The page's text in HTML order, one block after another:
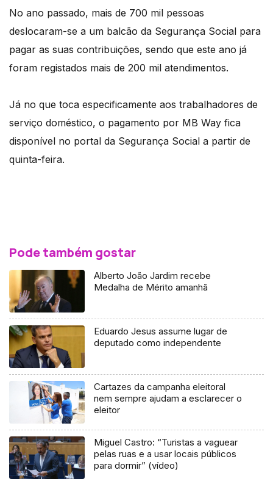
No ano passado, mais de 700 mil pessoas
deslocaram-se a um balcão da Segurança Social para
pagar as suas contribuições, sendo que este ano já
foram registados mais de 200 mil atendimentos.
Já no que toca especificamente aos trabalhadores de
serviço doméstico, o pagamento por MB Way fica
disponível no portal da Segurança Social a partir de
quinta-feira.
Pode também gostar
Alberto João Jardim recebe
Medalha de Mérito amanhã
Eduardo Jesus assume lugar de
deputado como independente
Cartazes da campanha eleitoral
nem sempre ajudam a esclarecer o
eleitor
Miguel Castro: “Turistas a vaguear
pelas ruas e a usar locais públicos
para dormir” (vídeo)